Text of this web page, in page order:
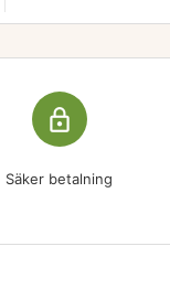
lock_outline
Säker betalning